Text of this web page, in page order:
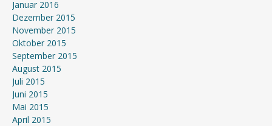
Januar 2016
Dezember 2015
November 2015
Oktober 2015
September 2015
August 2015
Juli 2015
Juni 2015
Mai 2015
April 2015